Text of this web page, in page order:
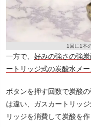
1回に1本
一方で、 好みの強さの強
ートリッジ式の炭酸水メ
ボタンを押す回数で炭酸
は違い、ガスカートリッ
リッジを消費して炭酸を作